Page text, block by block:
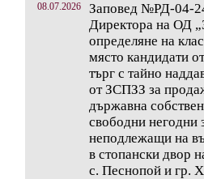
08.07.2026
Заповед №РД-04-
Директора на ОД
определяне на
място кандидати
търг с тайно
от ЗСПЗЗ за
държавна
свободни негодни
неподлежащи на
в стопански двор
с. Песнопой и гр.